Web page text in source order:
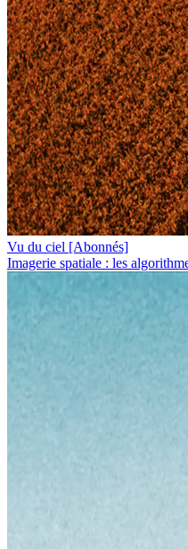
Vu du ciel [Abonnés]
Imagerie spatiale : les